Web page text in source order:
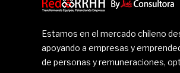
Estamos en el mercado chileno
apoyando a empresas y
de personas y remuneraciones,